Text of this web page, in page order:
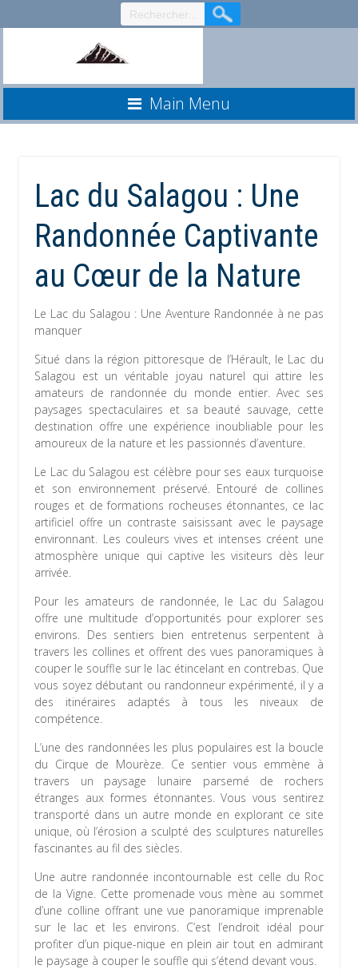
au
Main Menu
Lac du Salagou : Une
Randonnée Captivante
au Cœur de la Nature
Le Lac du Salagou : Une Aventure Randonnée à ne pas
manquer
Situé dans la région pittoresque de l’Hérault, le Lac du
Salagou est un véritable joyau naturel qui attire les
amateurs de randonnée du monde entier. Avec ses
paysages spectaculaires et sa beauté sauvage, cette
destination offre une expérience inoubliable pour les
amoureux de la nature et les passionnés d’aventure.
Le Lac du Salagou est célèbre pour ses eaux turquoise
et son environnement préservé. Entouré de collines
rouges et de formations rocheuses étonnantes, ce lac
artificiel offre un contraste saisissant avec le paysage
environnant. Les couleurs vives et intenses créent une
atmosphère unique qui captive les visiteurs dès leur
arrivée.
Pour les amateurs de randonnée, le Lac du Salagou
offre une multitude d’opportunités pour explorer ses
environs. Des sentiers bien entretenus serpentent à
travers les collines et offrent des vues panoramiques à
couper le souffle sur le lac étincelant en contrebas. Que
vous soyez débutant ou randonneur expérimenté, il y a
des itinéraires adaptés à tous les niveaux de
compétence.
L’une des randonnées les plus populaires est la boucle
du Cirque de Mourèze. Ce sentier vous emmène à
travers un paysage lunaire parsemé de rochers
étranges aux formes étonnantes. Vous vous sentirez
transporté dans un autre monde en explorant ce site
unique, où l’érosion a sculpté des sculptures naturelles
fascinantes au fil des siècles.
Une autre randonnée incontournable est celle du Roc
de la Vigne. Cette promenade vous mène au sommet
d’une colline offrant une vue panoramique imprenable
sur le lac et les environs. C’est l’endroit idéal pour
profiter d’un pique-nique en plein air tout en admirant
le paysage à couper le souffle qui s’étend devant vous.